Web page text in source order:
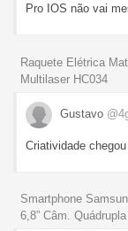
Pro IOS não vai
Raquete Elétrica
Multilaser HC034
Gustavo
Criatividade
Smartphone
6,8” Câm.